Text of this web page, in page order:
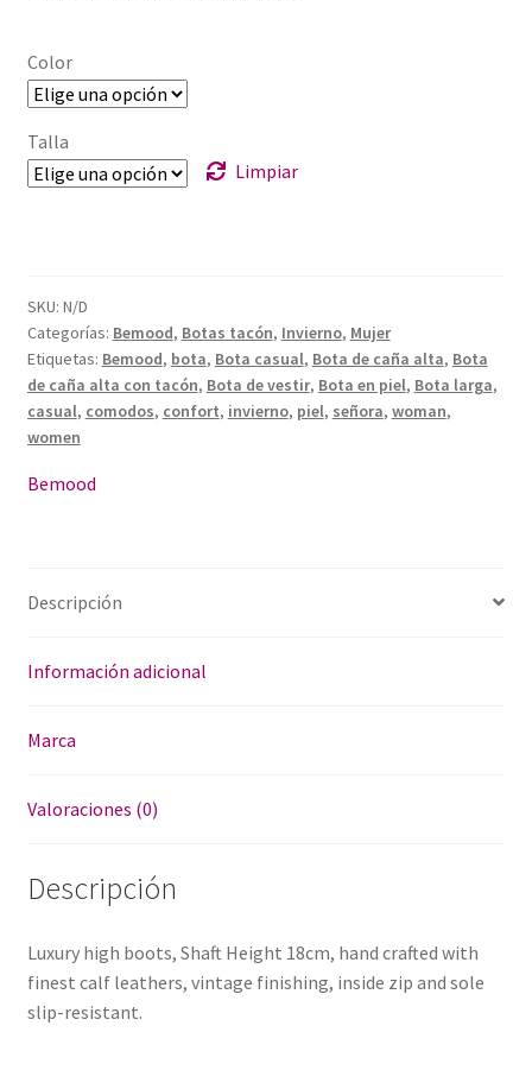
Color
Talla
Limpiar
SKU: N/D
Categorías: Bemood, Botas tacón, Invierno, Mujer
Etiquetas: Bemood, bota, Bota casual, Bota de caña alta, Bota
de caña alta con tacón, Bota de vestir, Bota en piel, Bota larga,
casual, comodos, confort, invierno, piel, señora, woman,
women
Bemood
Descripción
Información adicional
Marca
Valoraciones (0)
Descripción
Luxury high boots, Shaft Height 18cm, hand crafted with
finest calf leathers, vintage finishing, inside zip and sole
slip-resistant.